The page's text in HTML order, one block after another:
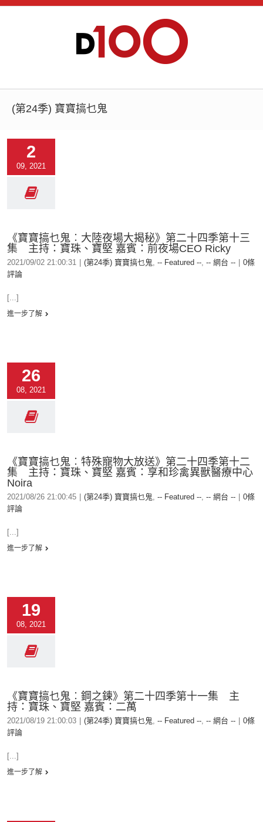
(第24季) 寶寶搞乜鬼
2
09, 2021
《寶寶搞乜鬼︰大陸夜場大揭秘》第二十四季第十三
集 主持：寶珠、寶堅 嘉賓：前夜場CEO Ricky
2021/09/02 21:00:31 (第24季) 寶寶搞乜鬼, -- Featured --, -- 網台 --
0條
評論
[...]
進一步了解
26
08, 2021
《寶寶搞乜鬼︰特殊寵物大放送》第二十四季第十二
集 主持：寶珠、寶堅 嘉賓：享和珍禽異獸醫療中心
Noira
2021/08/26 21:00:45 (第24季) 寶寶搞乜鬼, -- Featured --, -- 網台 --
0條
評論
[...]
進一步了解
19
08, 2021
《寶寶搞乜鬼︰鋼之鍊》第二十四季第十一集 主
持：寶珠、寶堅 嘉賓：二萬
2021/08/19 21:00:03 (第24季) 寶寶搞乜鬼, -- Featured --, -- 網台 --
0條
評論
[...]
進一步了解